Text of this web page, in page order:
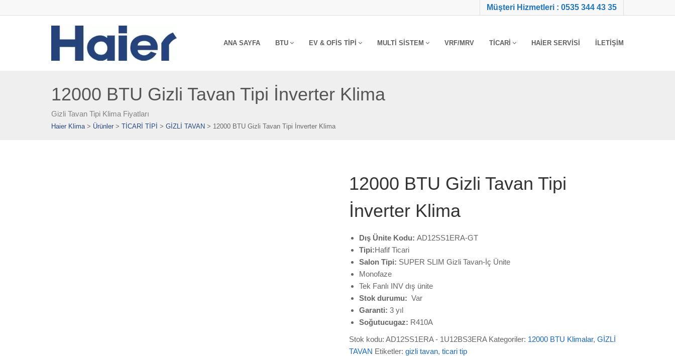
Müşteri Hizmetleri : 0535 344 43 35
ANA SAYFA BTU EV & OFIS TIPI MULTI SISTEM VRF/MRV TICARI HAIER SERVISI İLETIŞIM
12000 BTU Gizli Tavan Tipi İnverter Klima
Gizli Tavan Tipi Klima Fiyatları
Haier Klima> Ürünler > TİCARİ TİPİ > GİZLİ TAVAN > 12000 BTU Gizli Tavan Tipi İnverter Klima
12000 BTU Gizli Tavan Tipi
İnverter Klima
Dış Ünite Kodu: AD12SS1ERA-GT
Tipi:Hafif Ticari
Salon Tipi: SUPER SLIM Gizli Tavan-İç Ünite
Monofaze
Tek Fanlı INV dış ünite
Stok durumu: Var
Garanti: 3 yıl
Soğutucugaz: R410A
Stok kodu: AD12SS1ERA - 1U12BS3ERA Kategoriler: 12000 BTU Klimalar, GİZLİ
TAVAN Etiketler: gizli tavan, ticari tip